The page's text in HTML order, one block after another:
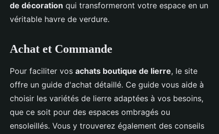
de décoration qui transformeront votre espace en un
véritable havre de verdure.
Achat et Commande
Pour faciliter vos achats boutique de lierre, le site
offre un guide d'achat détaillé. Ce guide vous aide à
choisir les variétés de lierre adaptées à vos besoins,
que ce soit pour des espaces ombragés ou
ensoleillés. Vous y trouverez également des conseils